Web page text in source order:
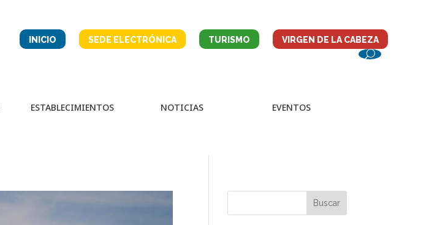
INICIO SEDE ELECTRÓNICA TURISMO VIRGEN DE LA CABEZA
ESTABLECIMIENTOS NOTICIAS EVENTOS
Buscar